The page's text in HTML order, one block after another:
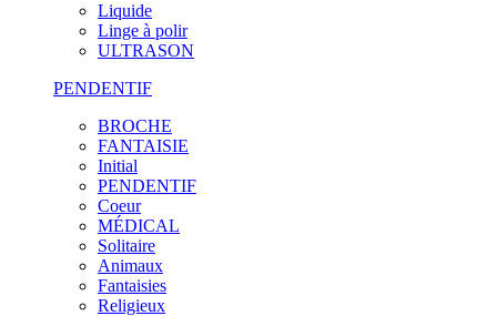
Liquide
Linge à polir
ULTRASON
PENDENTIF
BROCHE
FANTAISIE
Initial
PENDENTIF
Coeur
MÉDICAL
Solitaire
Animaux
Fantaisies
Religieux